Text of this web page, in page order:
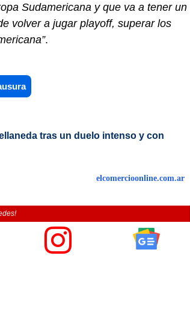
Sudamericana y que va a tener un
volver a jugar playoff, superar los
.
tras un duelo intenso y con
elcomercioonline.com.ar